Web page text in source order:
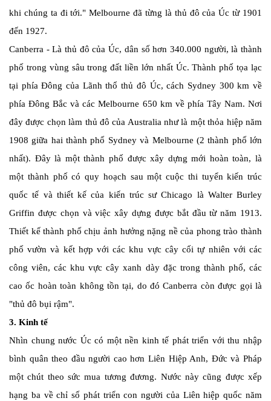
khi chúng ta đi tới." Melbourne đã từng là thủ đô của Úc từ 1901
đến 1927.
Canberra - Là thủ đô của Úc, dân số hơn 340.000 người, là thành
phố trong vùng sâu trong đất liền lớn nhất Úc. Thành phố tọa lạc
tại phía Đông của Lãnh thổ thủ đô Úc, cách Sydney 300 km về
phía Đông Bắc và các Melbourne 650 km về phía Tây Nam. Nơi
đây được chọn làm thủ đô của Australia như là một thỏa hiệp năm
1908 giữa hai thành phố Sydney và Melbourne (2 thành phố lớn
nhất). Đây là một thành phố được xây dựng mới hoàn toàn, là
một thành phố có quy hoạch sau một cuộc thi tuyển kiến trúc
quốc tế và thiết kế của kiến trúc sư Chicago là Walter Burley
Griffin được chọn và việc xây dựng được bắt đầu từ năm 1913.
Thiết kế thành phố chịu ảnh hưởng nặng nề của phong trào thành
phố vườn và kết hợp với các khu vực cây cối tự nhiên với các
công viên, các khu vực cây xanh dày đặc trong thành phố, các
cao ốc hoàn toàn không tồn tại, do đó Canberra còn được gọi là
"thủ đô bụi rậm".
3. Kinh tế
Nhìn chung nước Úc có một nền kinh tế phát triển với thu nhập
bình quân theo đầu người cao hơn Liên Hiệp Anh, Đức và Pháp
một chút theo sức mua tương đương. Nước này cũng được xếp
hạng ba về chỉ số phát triển con người của Liên hiệp quốc năm